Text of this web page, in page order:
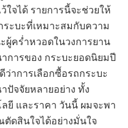
ใจได้ รายการนี้จะช่วยให้
ะบะที่เหมาะสมกับความ
คร่ำหวอดในวงการยาน
การของ กระบะยอดนิยมปี
ว่าการเลือกซื้อรถกระบะ
ปัจจัยหลายอย่าง ทั้ง
ยี และราคา วันนี้ ผมจะพา
ดสินใจได้อย่างมั่นใจ